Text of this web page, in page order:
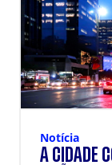
Notícia
A CIDADE